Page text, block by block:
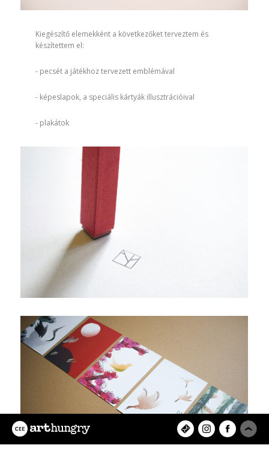
Kiegészítő elemekként a következőket terveztem és
készítettem el:
- pecsét a játékhoz tervezett emblémával
- képeslapok, a speciális kártyák illusztrációival
- plakátok